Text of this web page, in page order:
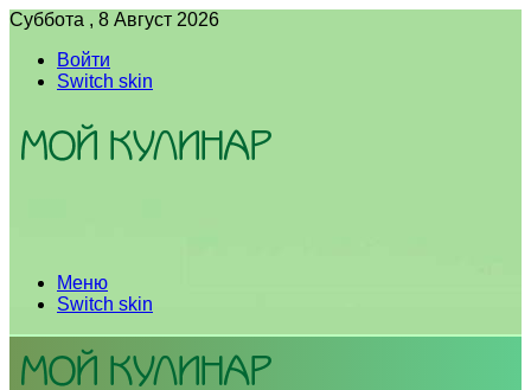
Суббота , 8 Август 2026
Войти
Switch skin
Меню
Switch skin